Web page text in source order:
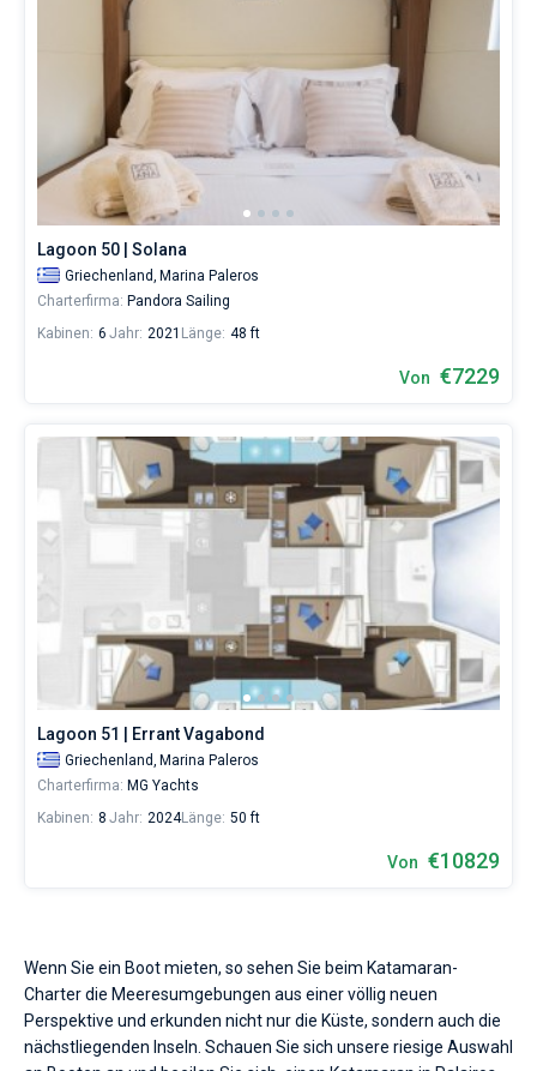
Lagoon 50 | Solana
Griechenland, Marina Paleros
Charterfirma: Pandora Sailing
Kabinen: 6 Jahr: 2021 Länge: 48 ft
Von €7229
Lagoon 51 | Errant Vagabond
Griechenland, Marina Paleros
Charterfirma: MG Yachts
Kabinen: 8 Jahr: 2024Länge: 50 ft
Von €10829
Wenn Sie ein Boot mieten, so sehen Sie beim Katamaran-
Charter die Meeresumgebungen aus einer völlig neuen
Perspektive und erkunden nicht nur die Küste, sondern auch die
nächstliegenden Inseln. Schauen Sie sich unsere riesige Auswahl